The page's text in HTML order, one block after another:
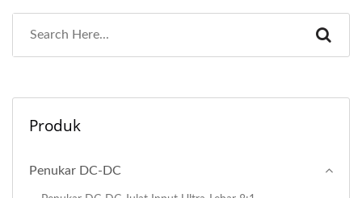
Produk
Penukar DC-DC